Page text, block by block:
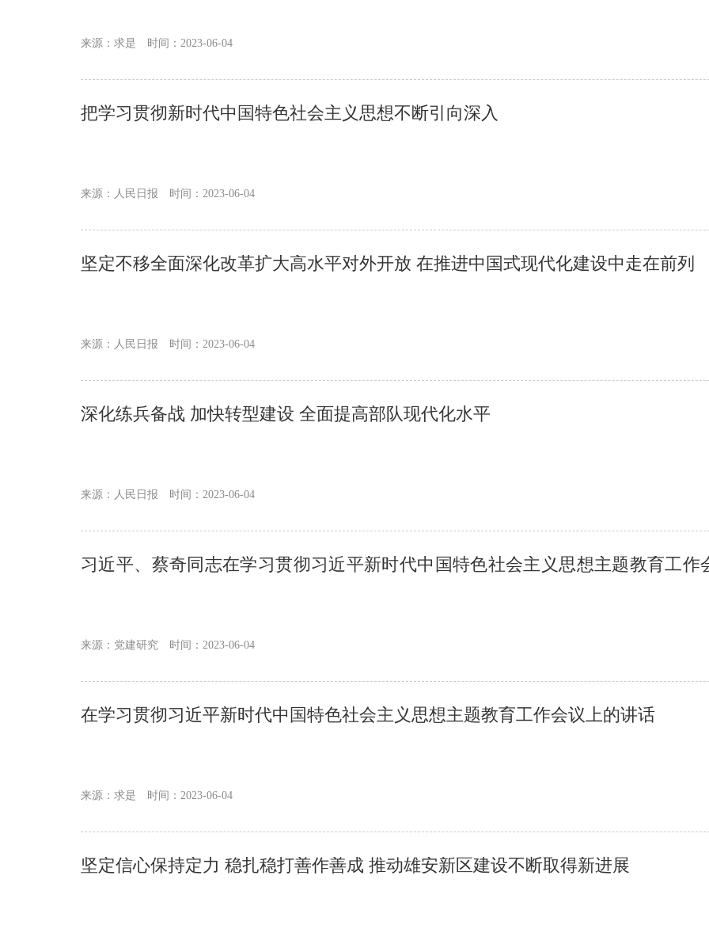
来源：求是 时间：2023-06-04
把学习贯彻新时代中国特色社会主义思想不断引向深入
来源：人民日报 时间：2023-06-04
坚定不移全面深化改革扩大高水平对外开放 在推进中国式现代化建设中走在前列
来源：人民日报 时间：2023-06-04
深化练兵备战 加快转型建设 全面提高部队现代化水平
来源：人民日报 时间：2023-06-04
习近平、蔡奇同志在学习贯彻习近平新时代中国特色社会主义思想主题教育工作
来源：党建研究 时间：2023-06-04
在学习贯彻习近平新时代中国特色社会主义思想主题教育工作会议上的讲话
来源：求是 时间：2023-06-04
坚定信心保持定力 稳扎稳打善作善成 推动雄安新区建设不断取得新进展